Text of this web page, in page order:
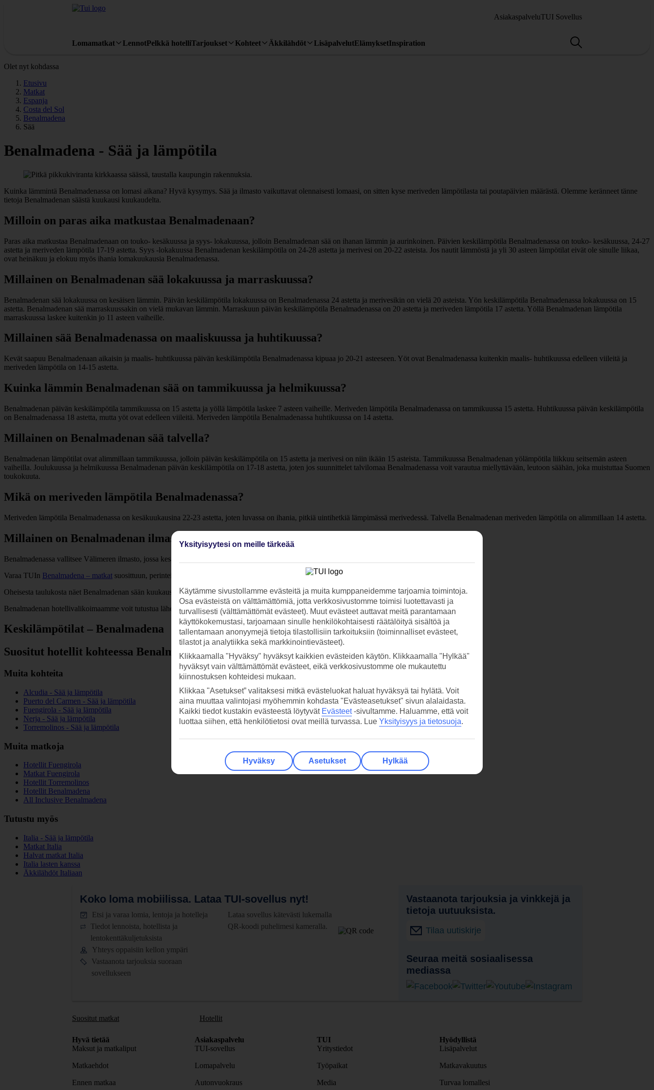
AsiakaspalveluTUI Sovellus
Lomamatkat LennotPelkkä hotelliTarjoukset Kohteet Äkkilähdöt LisäpalvelutElämyksetInspiration
Olet nyt kohdassa
Etusivu
Matkat
Espanja
Costa del Sol
Benalmadena
Sää
Benalmadena - Sää ja lämpötila
Kuinka lämmintä Benalmadenassa on lomasi aikana? Hyvä kysymys. Sää ja ilmasto vaikuttavat olennaisesti lomaasi, on sitten kyse meriveden lämpötilasta tai poutapäivien määrästä. Olemme keränneet tänne
tietoja Benalmadenan säästä kuukausi kuukaudelta.
Milloin on paras aika matkustaa Benalmadenaan?
Paras aika matkustaa Benalmadenaan on touko- kesäkuussa ja syys- lokakuussa, jolloin Benalmadenan sää on ihanan lämmin ja aurinkoinen. Päivien keskilämpötila Benalmadenassa on touko- kesäkuussa, 24-27
astetta ja meriveden lämpötila 17-19 astetta. Syys -lokakuussa Benalmadenan keskilämpötila on 24-28 astetta ja merivesi on 20-22 asteista. Jos nautit lämmöstä ja yli 30 asteen lämpötilat eivät ole sinulle liikaa,
ovat heinäkuu ja elokuu myös ihania lomakuukausia Benalmadenassa.
Millainen on Benalmadenan sää lokakuussa ja marraskuussa?
Benalmadenan sää lokakuussa on kesäisen lämmin. Päivän keskilämpötila lokakuussa on Benalmadenassa 24 astetta ja merivesikin on vielä 20 asteista. Yön keskilämpötila Benalmadenassa lokakuussa on 15
astetta. Benalmadenan sää marraskuussakin on vielä mukavan lämmin. Marraskuun päivän keskilämpötila Benalmadenassa on 20 astetta ja meriveden lämpötila 17 astetta. Yöllä Benalmadenan lämpötila
marraskuussa laskee kuitenkin jo 11 asteen vaiheille.
Millainen sää Benalmadenassa on maaliskuussa ja huhtikuussa?
Kevät saapuu Benalmadenaan aikaisin ja maalis- huhtikuussa päivän keskilämpötila Benalmadenassa kipuaa jo 20-21 asteeseen. Yöt ovat Benalmadenassa kuitenkin maalis- huhtikuussa edelleen viileitä ja
meriveden lämpötila on 14-15 astetta.
Kuinka lämmin Benalmadenan sää on tammikuussa ja helmikuussa?
Benalmadenan päivän keskilämpötila tammikuussa on 15 astetta ja yöllä lämpötila laskee 7 asteen vaiheille. Meriveden lämpötila Benalmadenassa on tammikuussa 15 astetta. Huhtikuussa päivän keskilämpötila
on Benalmadenassa 18 astetta, mutta yöt ovat edelleen viileitä. Meriveden lämpötila Benalmadenassa huhtikuussa on 14 astetta.
Millainen on Benalmadenan sää talvella?
Benalmadenan lämpötilat ovat alimmillaan tammikuussa, jolloin päivän keskilämpötila on 15 astetta ja merivesi on niin ikään 15 asteista. Tammikuussa Benalmadenan yölämpötila liikkuu seitsemän asteen
vaiheilla. Joulukuussa ja helmikuussa Benalmadenan päivän keskilämpötila on 17-18 astetta, joten jos suunnittelet talvilomaa Benalmadenassa voit varautua miellyttävään, leutoon säähän, joka muistuttaa Suomen
toukokuuta.
Mikä on meriveden lämpötila Benalmadenassa?
Meriveden lämpötila Benalmadenassa on kesäkuukausina 22-23 astetta, joten luvassa on ihania, pitkiä uintihetkiä lämpimässä merivedessä. Talvella Benalmadenan meriveden lämpötila on alimmillaan 14 astetta.
Millainen on Benalmadenan ilmasto?
Benalmadenassa vallitsee Välimeren ilmasto, jossa kesät ovat kuumia ja kuivia ja talvet leutoja.
Varaa TUIn Benalmadena – matkat suosittuun, perinteiseen rantalomakohteeseen Espanjan Aurinkorannikolla!
Oheisesta taulukosta näet Benalmadenan sään kuukausittain.
Benalmadenan hotellivalikoimaamme voit tutustua lähemmin alempana.
Keskilämpötilat – Benalmadena
Suositut hotellit kohteessa Benalmadena
Muita kohteita
Alcudia - Sää ja lämpötila
Puerto del Carmen - Sää ja lämpötila
Fuengirola - Sää ja lämpötila
Nerja - Sää ja lämpötila
Torremolinos - Sää ja lämpötila
Muita matkoja
Hotellit Fuengirola
Matkat Fuengirola
Hotellit Torremolinos
Hotellit Benalmadena
All Inclusive Benalmadena
Tutustu myös
Italia - Sää ja lämpötila
Matkat Italia
Halvat matkat Italia
Italia lasten kanssa
Äkkilähdöt Italiaan
Koko loma mobiilissa. Lataa TUI-sovellus nyt!
Etsi ja varaa lomia, lentoja ja hotelleja
Tiedot lennoista, hotellista ja
lentokenttäkuljetuksista
Yhteys oppaisiin kellon ympäri
Vastaanota tarjouksia suoraan
sovellukseen
Lataa sovellus kätevästi lukemalla
QR-koodi puhelimesi kameralla.
Vastaanota tarjouksia ja vinkkejä ja
tietoja uutuuksista.
Tilaa uutiskirje
Seuraa meitä sosiaalisessa
mediassa
Suositut matkat Hotellit
Hyvä tietää
Maksut ja matkaliput
Matkaehdot
Ennen matkaa
Asiakaspalvelu
TUI-sovellus
Lomapalvelu
Autonvuokraus
TUI
Yritystiedot
Työpaikat
Media
Hyödyllistä
Lisäpalvelut
Matkavakuutus
Turvaa lomallesi
Yksityisyytesi on meille tärkeää
Käytämme sivustollamme evästeitä ja muita kumppaneidemme tarjoamia toimintoja.
Osa evästeistä on välttämättömiä, jotta verkkosivustomme toimisi luotettavasti ja
turvallisesti (välttämättömät evästeet). Muut evästeet auttavat meitä parantamaan
käyttökokemustasi, tarjoamaan sinulle henkilökohtaisesti räätälöityä sisältöä ja
tallentamaan anonyymejä tietoja tilastollisiin tarkoituksiin (toiminnalliset evästeet,
tilastot ja analytiikka sekä markkinointievästeet).
Klikkaamalla "Hyväksy" hyväksyt kaikkien evästeiden käytön. Klikkaamalla "Hylkää"
hyväksyt vain välttämättömät evästeet, eikä verkkosivustomme ole mukautettu
kiinnostuksen kohteidesi mukaan.
Klikkaa "Asetukset” valitaksesi mitkä evästeluokat haluat hyväksyä tai hylätä. Voit
aina muuttaa valintojasi myöhemmin kohdasta "Evästeasetukset" sivun alalaidasta.
Kaikki tiedot kustakin evästeestä löytyvät Evästeet-sivultamme. Haluamme, että voit
luottaa siihen, että henkilötietosi ovat meillä turvassa. Lue Yksityisyys ja tietosuoja.
Hyväksy Asetukset Hylkää